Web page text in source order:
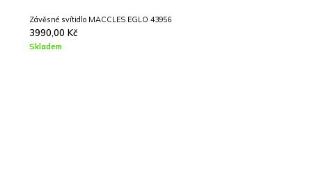
Závěsné svítidlo MACCLES EGLO 43956
3990,00 Kč
Skladem